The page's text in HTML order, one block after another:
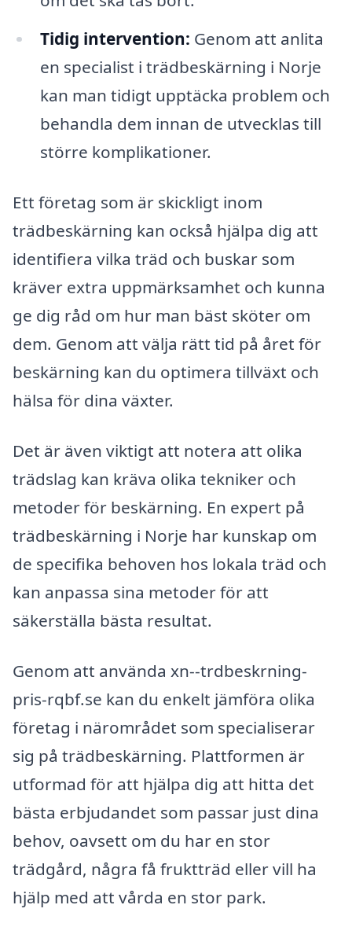
Tidig intervention: Genom att anlita
en specialist i trädbeskärning i Norje
kan man tidigt upptäcka problem och
behandla dem innan de utvecklas till
större komplikationer.
Ett företag som är skickligt inom
trädbeskärning kan också hjälpa dig att
identifiera vilka träd och buskar som
kräver extra uppmärksamhet och kunna
ge dig råd om hur man bäst sköter om
dem. Genom att välja rätt tid på året för
beskärning kan du optimera tillväxt och
hälsa för dina växter.
Det är även viktigt att notera att olika
trädslag kan kräva olika tekniker och
metoder för beskärning. En expert på
trädbeskärning i Norje har kunskap om
de specifika behoven hos lokala träd och
kan anpassa sina metoder för att
säkerställa bästa resultat.
Genom att använda xn--trdbeskrning-
pris-rqbf.se kan du enkelt jämföra olika
företag i närområdet som specialiserar
sig på trädbeskärning. Plattformen är
utformad för att hjälpa dig att hitta det
bästa erbjudandet som passar just dina
behov, oavsett om du har en stor
trädgård, några få fruktträd eller vill ha
hjälp med att vårda en stor park.